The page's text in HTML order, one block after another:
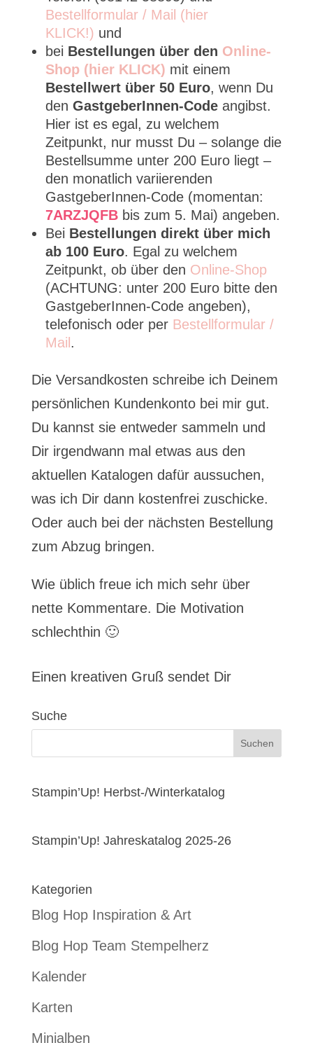
Bestellformular / Mail (hier
KLICK!) und
bei Bestellungen über den Online-
Shop (hier KLICK) mit einem
Bestellwert über 50 Euro, wenn Du
den GastgeberInnen-Codeangibst.
Hier ist es egal, zu welchem
Zeitpunkt, nur musst Du – solange die
Bestellsumme unter 200 Euro liegt –
den monatlich variierenden
GastgeberInnen-Code (momentan:
7ARZJQFBbis zum 5. Mai) angeben.
Bei Bestellungen direkt über mich
ab 100 Euro. Egal zu welchem
Zeitpunkt, ob über den Online-Shop
(ACHTUNG: unter 200 Euro bitte den
GastgeberInnen-Code angeben),
telefonisch oder per Bestellformular /
Mail .
Die Versandkosten schreibe ich Deinem
persönlichen Kundenkonto bei mir gut.
Du kannst sie entweder sammeln und
Dir irgendwann mal etwas aus den
aktuellen Katalogen dafür aussuchen,
was ich Dir dann kostenfrei zuschicke.
Oder auch bei der nächsten Bestellung
zum Abzug bringen.
Wie üblich freue ich mich sehr über
nette Kommentare. Die Motivation
schlechthin 🙂
Einen kreativen Gruß sendet Dir
Suche
Stampin’Up! Herbst-/Winterkatalog
Stampin’Up! Jahreskatalog 2025-26
Kategorien
Blog Hop Inspiration & Art
Blog Hop Team Stempelherz
Kalender
Karten
Minialben